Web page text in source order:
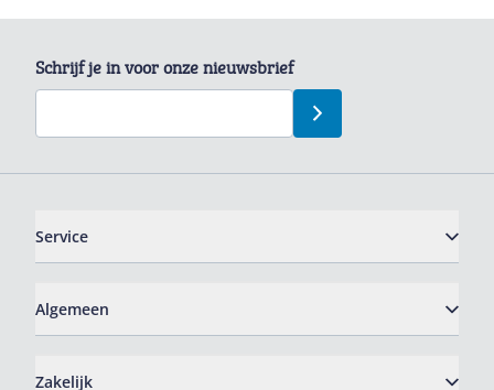
Schrijf je in voor onze nieuwsbrief
Service
Algemeen
Zakelijk